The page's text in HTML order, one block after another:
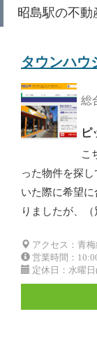
昭島駅の不動
タウンハウ
総
ピ
こ
った物件を探
いた際に希望
りましたが、
アクセス：青
営業時間：
定休日：水曜